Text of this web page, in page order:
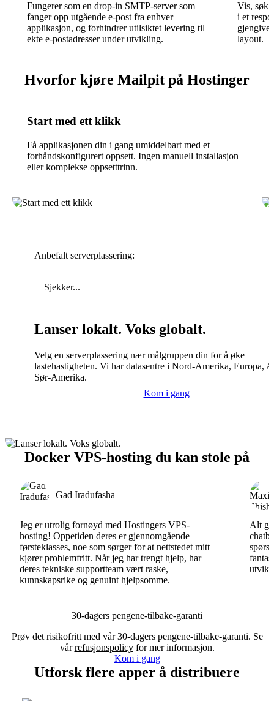
Fungerer som en drop-in SMTP-server som
fanger opp utgående e-post fra enhver
applikasjon, og forhindrer utilsiktet levering til
ekte e-postadresser under utvikling.
Vis, søk
i et
layout.
Hvorfor kjøre Mailpit på Hostinger
Start med ett klikk
Få applikasjonen din i gang umiddelbart med et
forhåndskonfigurert oppsett. Ingen manuell installasjon
eller komplekse oppsetttrinn.
Anbefalt serverplassering:
Sjekker...
Lanser lokalt. Voks globalt.
Velg en serverplassering nær målgruppen din for å øke
lastehastigheten. Vi har datasentre i Nord-Amerika, Europa,
Sør-Amerika.
Kom i gang
Docker VPS-hosting du kan stole på
Gad Iradufasha
Jeg er utrolig fornøyd med Hostingers VPS-
hosting! Oppetiden deres er gjennomgående
førsteklasses, noe som sørger for at nettstedet mitt
kjører problemfritt. Når jeg har trengt hjelp, har
deres tekniske supportteam vært raske,
kunnskapsrike og genuint hjelpsomme.
Alt
30-dagers pengene-tilbake-garanti
Prøv det risikofritt med vår 30-dagers pengene-tilbake-garanti. Se
vårrefusjonspolicyfor mer informasjon.
Kom i gang
Utforsk flere apper å distribuere